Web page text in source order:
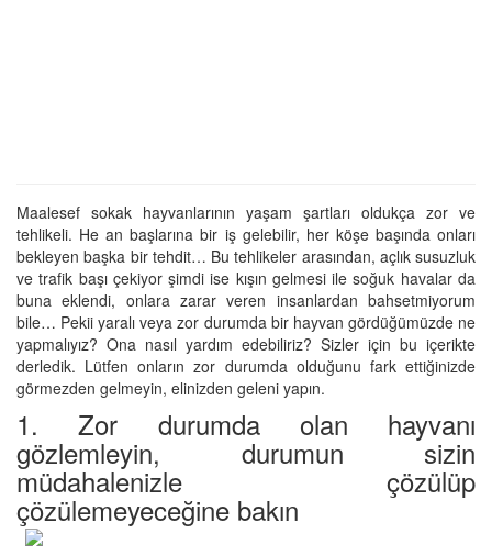
Maalesef sokak hayvanlarının yaşam şartları oldukça zor ve
tehlikeli. He an başlarına bir iş gelebilir, her köşe başında onları
bekleyen başka bir tehdit… Bu tehlikeler arasından, açlık susuzluk
ve trafik başı çekiyor şimdi ise kışın gelmesi ile soğuk havalar da
buna eklendi, onlara zarar veren insanlardan bahsetmiyorum
bile… Pekii yaralı veya zor durumda bir hayvan gördüğümüzde ne
yapmalıyız? Ona nasıl yardım edebiliriz? Sizler için bu içerikte
derledik. Lütfen onların zor durumda olduğunu fark ettiğinizde
görmezden gelmeyin, elinizden geleni yapın.
1. Zor durumda olan hayvanı
gözlemleyin, durumun sizin
müdahalenizle çözülüp
çözülemeyeceğine bakın